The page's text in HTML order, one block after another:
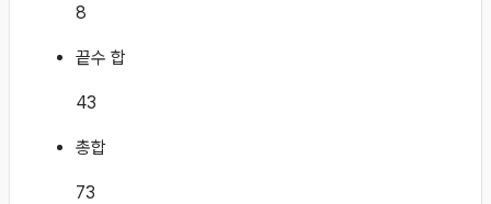
8
끝수 합
43
총합
73